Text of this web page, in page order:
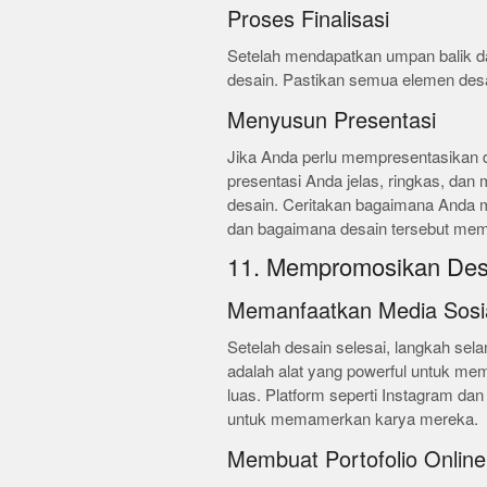
Proses Finalisasi
Setelah mendapatkan umpan balik
desain. Pastikan semua elemen
Menyusun Presentasi
Jika Anda perlu mempresentasikan
presentasi Anda jelas, ringkas, dan
desain. Ceritakan bagaimana Anda
dan bagaimana desain tersebut
11. Mempromosikan
Memanfaatkan Media
Setelah desain selesai, langkah
adalah alat yang powerful untuk
luas. Platform seperti Instagram
untuk memamerkan karya mereka.
Membuat Portofolio Online